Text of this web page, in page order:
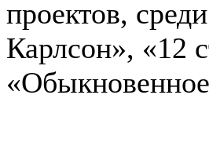
проектов,
Карлсон», «12